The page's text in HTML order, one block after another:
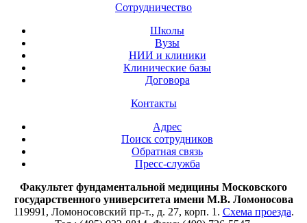
Сотрудничество
Школы
Вузы
НИИ и клиники
Клинические базы
Договора
Контакты
Адрес
Поиск сотрудников
Обратная связь
Пресс-служба
Факультет фундаментальной медицины Московского
государственного университета имени М.В. Ломоносова
119991, Ломоносовский пр-т., д. 27, корп. 1. Схема проезда.